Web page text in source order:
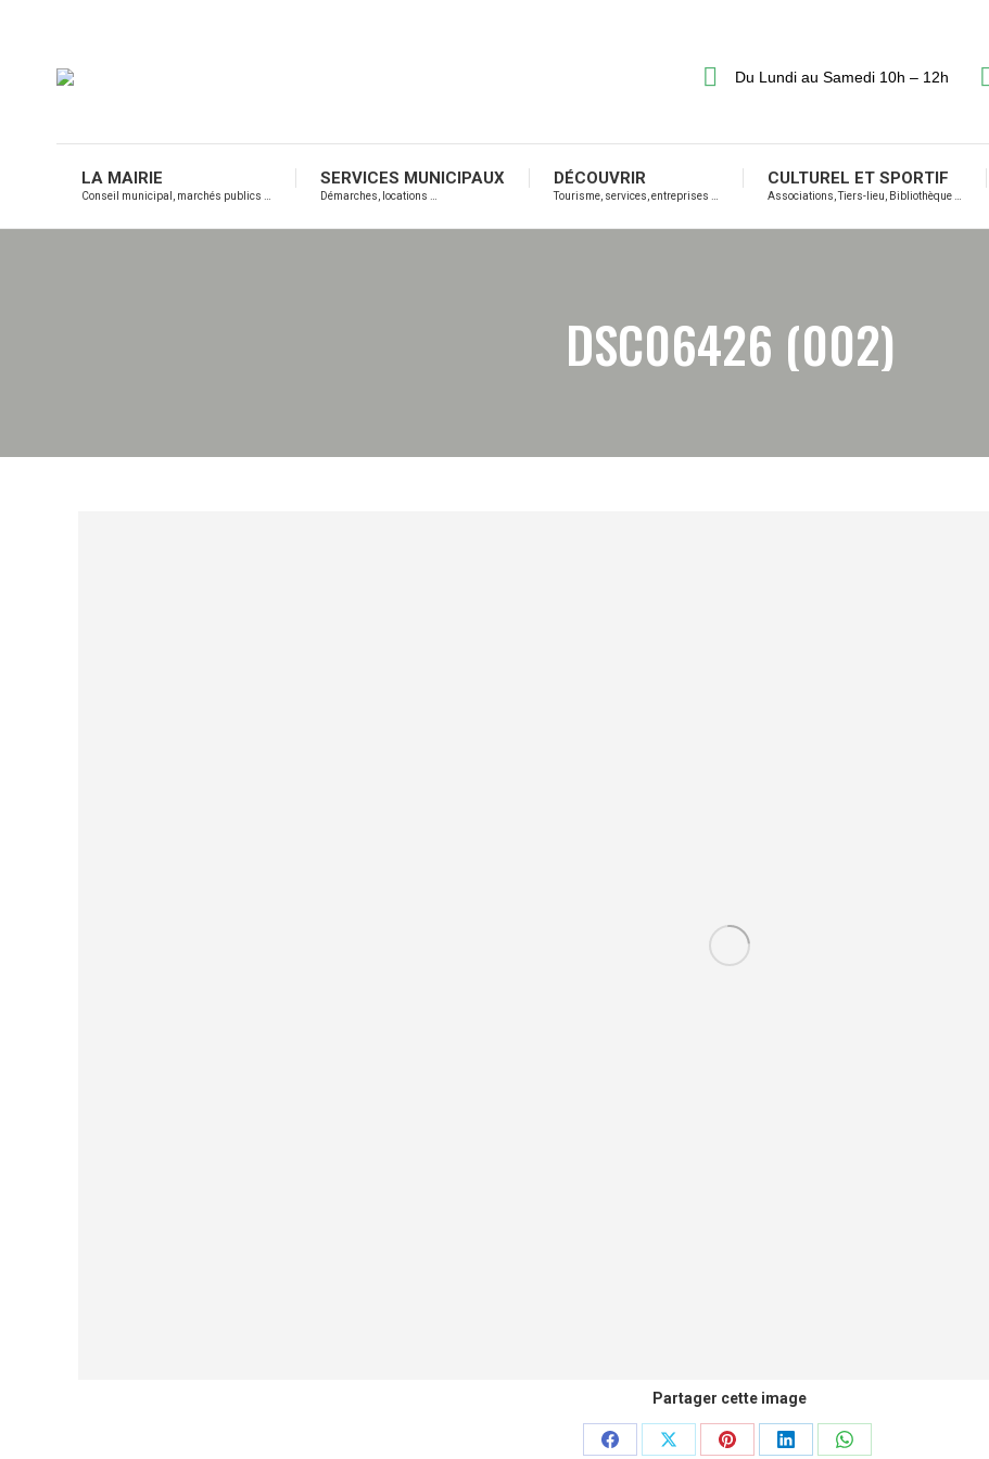
Du Lundi au Samedi 10h – 12h
LA MAIRIE
Conseil municipal, marchés publics …
SERVICES MUNICIPAUX
Démarches, locations …
DÉCOUVRIR
Tourisme, services, entreprises …
CULTUREL ET SPORTIF
Associations, Tiers-lieu, Bibliothèque …
DSC06426 (002)
Partager cette image
PartagerPartagerPartagerPartagerPartager